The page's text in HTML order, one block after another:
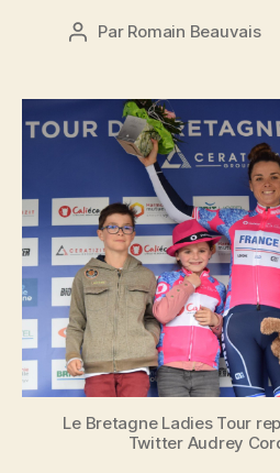
Auteur
Par Romain Beauvais
Le Bretagne Ladies Tour
Twitter Audrey